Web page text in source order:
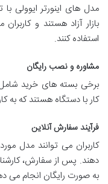
بازار آزاد هستند و
استفاده کنند.
مشاوره و نصب رایگان
برخی بسته های خرید
کار با دستگاه هستند که به
فرآیند سفارش آنلاین
کاربران می توانند مدل
دهند. پس از سفارش،
به صورت رایگان انجام می